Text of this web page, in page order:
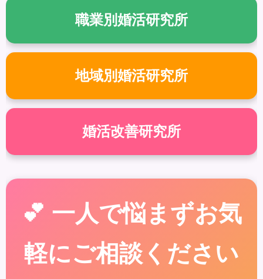
職業別婚活研究所
地域別婚活研究所
婚活改善研究所
💕 一人で悩まずお気
軽にご相談ください